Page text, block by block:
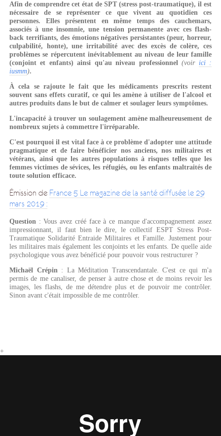
Afin de comprendre cet état de SPT (stress post-traumatique), il est
nécessaire de se représenter ce que vivent au quotidien ces
personnes. Elles présentent en même temps des cauchemars,
associés à une insomnie, une tension permanente avec ces flash-
back terrifiants, des émotions négatives persistantes (peur, horreur,
culpabilité, honte), une irritabilité avec des excès de colère, ces
problèmes se répercutent inévitablement au niveau de leur famille
(conjoint et enfants) ainsi qu'au niveau professionnel(voir ici :
iusmm).
À cela se rajoute le fait que les médicaments prescrits restent
souvent sans effets curatif, ce qui les amène à utiliser de l'alcool et
autres produits dans le but de calmer et soulager leurs symptômes.
L'incapacité à trouver un soulagement amène malheureusement de
nombreux sujets à commettre l'irréparable.
C'est pourquoi il est vital face à ce problème d'adopter une attitude
pragmatique et de faire bénéficier nos anciens, nos militaires et
vétérans, ainsi que les autres populations à risques telles que les
femmes victimes de sévices, les réfugiés, ou les enfants maltraités de
toute solution efficace.
Émission de France 5 Le magazine de la santé diffusée le 29
mars 2019 :
Question : Vous avez créé face à ce manque d'accompagnement assez
impressionnant, il faut bien le dire, le collectif ESPT Stress Post-
Traumatique Solidarité Entraide Militaires et Famille. Justement pour
les militaires mais également les conjoints et les enfants. De quelle aide
psychologique vous avez bénéficié pour pouvoir vous restructurer ?
Michaël Crépin : La Méditation Transcendantale. C'est ce qui m'a
permis de me canaliser, de penser à autre chose et de moins revoir les
images, les flashs, de me détendre plus et de pouvoir me contrôler.
Sinon avant c'était impossible de me contrôler.
+